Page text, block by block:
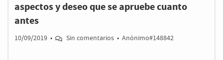
aspectos y deseo que se apruebe cuanto
antes
10/09/2019 • Sin comentarios • Anónimo#148842